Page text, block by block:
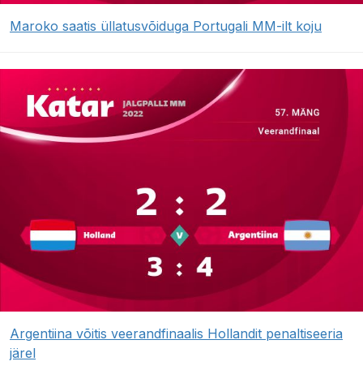
Maroko saatis üllatusvõiduga Portugali MM-ilt koju
Argentiina võitis veerandfinaalis Hollandit penaltiseeria
järel